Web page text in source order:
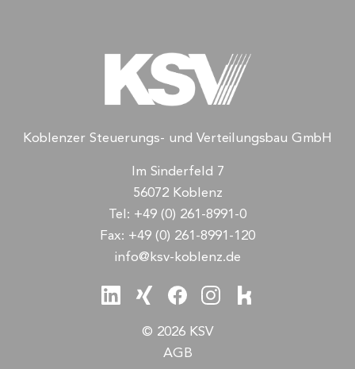
Koblenzer Steuerungs- und Verteilungsbau GmbH
Im Sinderfeld 7
56072 Koblenz
Tel: +49 (0) 261-8991-0
Fax: +49 (0) 261-8991-120
info@ksv-koblenz.de
© 2026 KSV
AGB